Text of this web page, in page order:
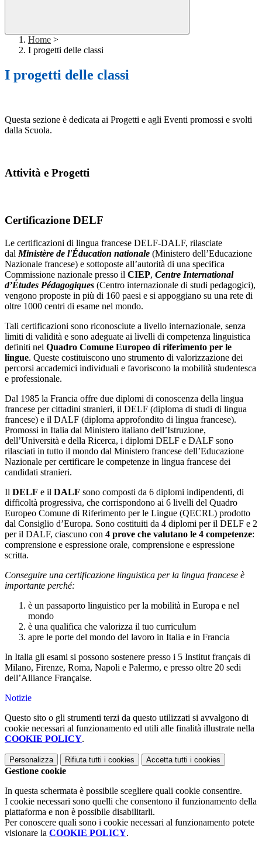
Home >
I progetti delle classi
I progetti delle classi
Questa sezione è dedicata ai Progetti e agli Eventi promossi e svolti
dalla Scuola.
Attività e Progetti
Certificazione DELF
Le certificazioni di lingua francese DELF-DALF, rilasciate
dal Ministère de l'Éducation nationale (Ministero dell’Educazione
Nazionale francese) e sottoposte all’autorità di una specifica
Commissione nazionale presso il CIEP, Centre International
d’Études Pédagogiques (Centro internazionale di studi pedagogici),
vengono proposte in più di 160 paesi e si appoggiano su una rete di
oltre 1000 centri di esame nel mondo.
Tali certificazioni sono riconosciute a livello internazionale, senza
limiti di validità e sono adeguate ai livelli di competenza linguistica
definiti nel Quadro Comune Europeo di riferimento per le
lingue. Queste costituiscono uno strumento di valorizzazione dei
percorsi accademici individuali e favoriscono la mobilità studentesca
e professionale.
Dal 1985 la Francia offre due diplomi di conoscenza della lingua
francese per cittadini stranieri, il DELF (diploma di studi di lingua
francese) e il DALF (diploma approfondito di lingua francese).
Promossi in Italia dal Ministero italiano dell’Istruzione,
dell’Università e della Ricerca, i diplomi DELF e DALF sono
rilasciati in tutto il mondo dal Ministero francese dell’Educazione
Nazionale per certificare le competenze in lingua francese dei
candidati stranieri.
Il DELF e il DALF sono composti da 6 diplomi indipendenti, di
difficoltà progressiva, che corrispondono ai 6 livelli del Quadro
Europeo Comune di Riferimento per le Lingue (QECRL) prodotto
dal Consiglio d’Europa. Sono costituiti da 4 diplomi per il DELF e 2
per il DALF, ciascuno con 4 prove che valutano le 4 competenze:
comprensione e espressione orale, comprensione e espressione
scritta.
Conseguire una certificazione linguistica per la lingua francese è
importante perché:
è un passaporto linguistico per la mobilità in Europa e nel
mondo
è una qualifica che valorizza il tuo curriculum
apre le porte del mondo del lavoro in Italia e in Francia
In Italia gli esami si possono sostenere presso i 5 Institut français di
Milano, Firenze, Roma, Napoli e Palermo, e presso oltre 20 sedi
dell’Alliance Française.
Notizie
Questo sito o gli strumenti terzi da questo utilizzati si avvalgono di
cookie necessari al funzionamento ed utili alle finalità illustrate nella
COOKIE POLICY.
Personalizza Rifiuta tutti i cookies Accetta tutti i cookies
Gestione cookie
In questa schermata è possibile scegliere quali cookie consentire.
I cookie necessari sono quelli che consentono il funzionamento della
piattaforma e non è possibile disabilitarli.
Per conoscere quali sono i cookie necessari al funzionamento potete
visionare la COOKIE POLICY.